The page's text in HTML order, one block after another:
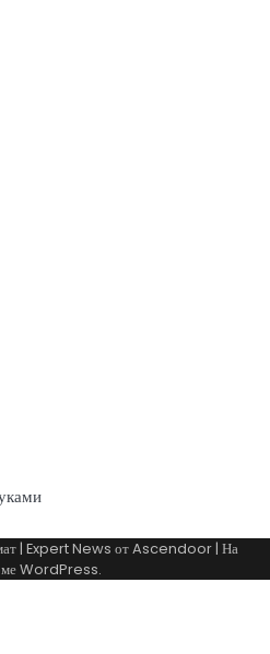
| Expert News отAscendoor| На
WordPress.